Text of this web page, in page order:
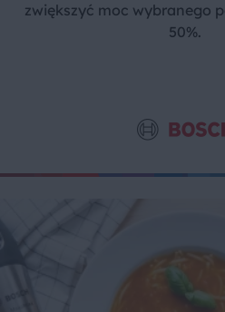
zwiększyć moc wybranego
50%.